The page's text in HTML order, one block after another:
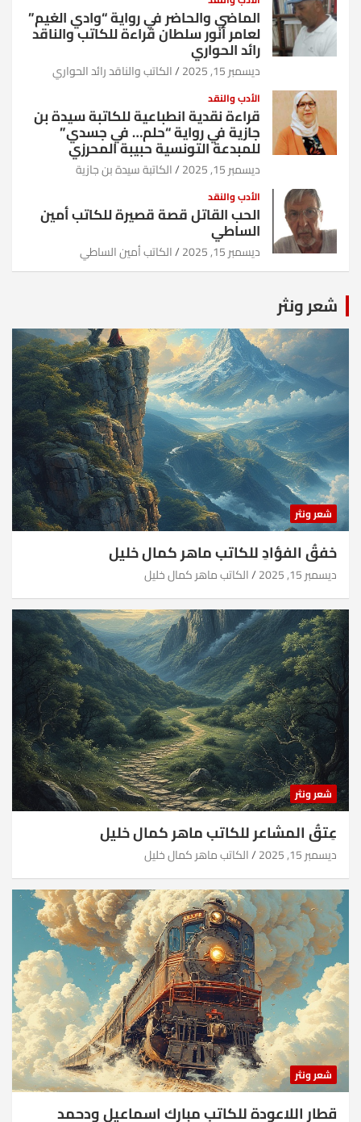
الماضي والحاضر في رواية “وادي الغيم”
لعامر أنور سلطان قراءة للكاتب والناقد
رائد الحواري
ديسمبر 15, 2025 الكاتب والناقد رائد الحواري
الأدب والنقد
قراءة نقدية انطباعية للكاتبة سيدة بن
جازية في رواية “حلم… في جسدي”
للمبدعة التونسية حبيبة المحرزي
ديسمبر 15, 2025 الكاتبة سيدة بن جازية
الأدب والنقد
الحب القاتل قصة قصيرة للكاتب أمين
الساطي
ديسمبر 15, 2025 الكاتب أمين الساطي
شعر ونثر
شعر ونثر
خفقُ الفؤادِ للكاتب ماهر كمال خليل
ديسمبر 15, 2025 الكاتب ماهر كمال خليل
شعر ونثر
عِتقُ المشاعر للكاتب ماهر كمال خليل
ديسمبر 15, 2025 الكاتب ماهر كمال خليل
شعر ونثر
قطار اللاعودة للكاتب مبارك اسماعيل ودحمد